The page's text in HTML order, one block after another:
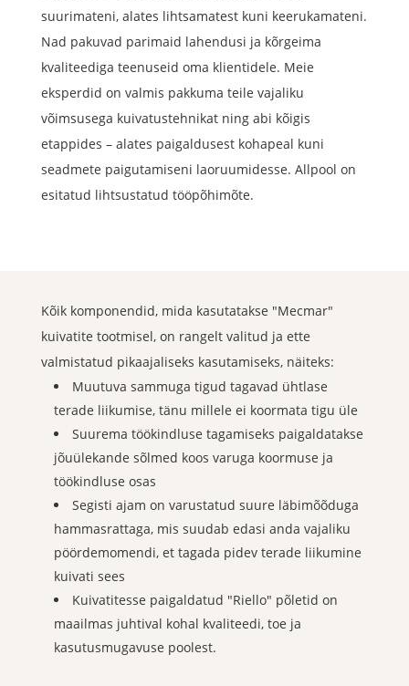
suurimateni, alates lihtsamatest kuni keerukamateni.
Nad pakuvad parimaid lahendusi ja kõrgeima
kvaliteediga teenuseid oma klientidele. Meie
eksperdid on valmis pakkuma teile vajaliku
võimsusega kuivatustehnikat ning abi kõigis
etappides – alates paigaldusest kohapeal kuni
seadmete paigutamiseni laoruumidesse. Allpool on
esitatud lihtsustatud tööpõhimõte.
Kõik komponendid, mida kasutatakse "Mecmar"
kuivatite tootmisel, on rangelt valitud ja ette
valmistatud pikaajaliseks kasutamiseks, näiteks:
Muutuva sammuga tigud tagavad ühtlase
terade liikumise, tänu millele ei koormata tigu üle
Suurema töökindluse tagamiseks paigaldatakse
jõuülekande sõlmed koos varuga koormuse ja
töökindluse osas
Segisti ajam on varustatud suure läbimõõduga
hammasrattaga, mis suudab edasi anda vajaliku
pöördemomendi, et tagada pidev terade liikumine
kuivati sees
Kuivatitesse paigaldatud "Riello" põletid on
maailmas juhtival kohal kvaliteedi, toe ja
kasutusmugavuse poolest.